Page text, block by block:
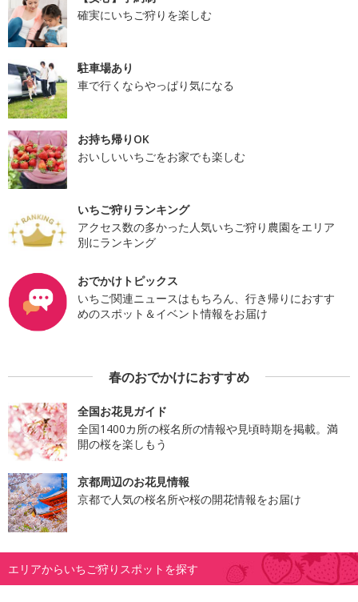
確実にいちご狩りを楽しむ
駐車場あり
車で行くならやっぱり気になる
お持ち帰りOK
おいしいいちごをお家でも楽しむ
いちご狩りランキング
アクセス数の多かった人気いちご狩り農園をエリア
別にランキング
おでかけトピックス
いちご関連ニュースはもちろん、行き帰りにおすす
めのスポット＆イベント情報をお届け
春のおでかけにおすすめ
全国お花見ガイド
全国1400カ所の桜名所の情報や見頃時期を掲載。満
開の桜を楽しもう
京都周辺のお花見情報
京都で人気の桜名所や桜の開花情報をお届け
エリアからいちご狩りスポットを探す